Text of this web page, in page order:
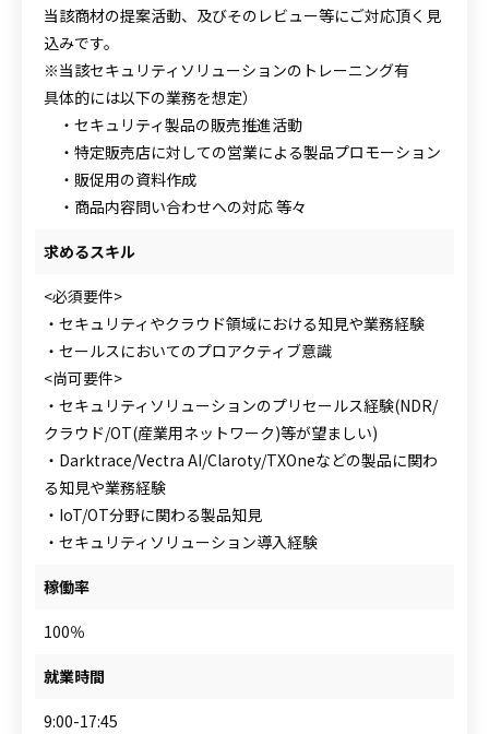
当該商材の提案活動、及びそのレビュー等にご対応頂く見
込みです。
※当該セキュリティソリューションのトレーニング有
具体的には以下の業務を想定）
・セキュリティ製品の販売推進活動
・特定販売店に対しての営業による製品プロモーション
・販促用の資料作成
・商品内容問い合わせへの対応 等々
求めるスキル
<必須要件>
・セキュリティやクラウド領域における知見や業務経験
・セールスにおいてのプロアクティブ意識
<尚可要件>
・セキュリティソリューションのプリセールス経験(NDR/
クラウド/OT(産業用ネットワーク)等が望ましい)
・Darktrace/Vectra AI/Claroty/TXOneなどの製品に関わ
る知見や業務経験
・IoT/OT分野に関わる製品知見
・セキュリティソリューション導入経験
稼働率
100％
就業時間
9:00-17:45